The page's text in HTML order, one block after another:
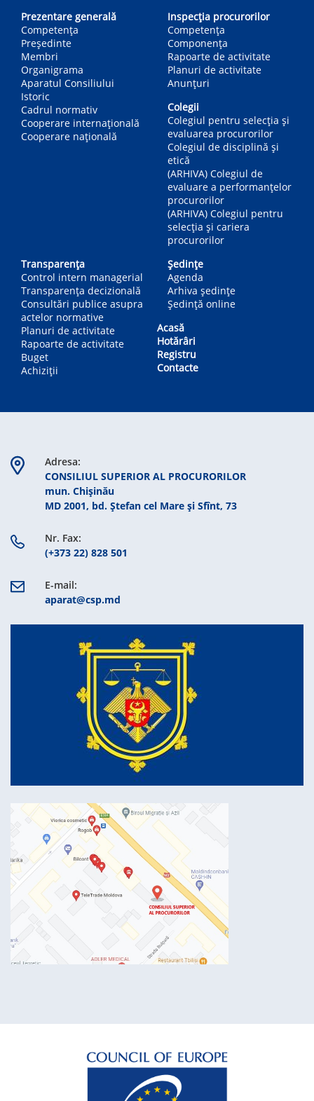
navigation
Prezentare generală
Competența
Președinte
Membri
Organigrama
Aparatul Consiliului
Istoric
Cadrul normativ
Cooperare internațională
Cooperare națională
Inspecția procurorilor
Competenţa
Componența
Rapoarte de activitate
Planuri de activitate
Anunțuri
Colegii
Colegiul pentru selecția și
evaluarea procurorilor
Colegiul de disciplină și
etică
(ARHIVA) Colegiul de
evaluare a performanțelor
procurorilor
(ARHIVA) Colegiul pentru
selecția și cariera
procurorilor
Transparența
Control intern managerial
Transparența decizională
Consultări publice asupra
actelor normative
Planuri de activitate
Rapoarte de activitate
Buget
Achiziții
Ședințe
Agenda
Arhiva ședințe
Ședință online
Acasă
Hotărâri
Registru
Contacte
Adresa:
CONSILIUL SUPERIOR AL PROCURORILOR
mun. Chişinău
MD 2001, bd. Ștefan cel Mare şi Sfînt, 73
Nr. Fax:
(+373 22) 828 501
E-mail:
aparat@csp.md